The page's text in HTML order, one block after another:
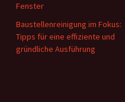
Fenster
Baustellenreinigung im Fokus:
Tipps für eine effiziente und
gründliche Ausführung